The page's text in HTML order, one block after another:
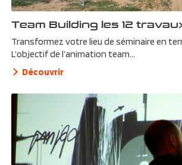
Team Building les 12
Transformez votre lieu de séminaire en
L’objectif de l’animation team...
Découvrir